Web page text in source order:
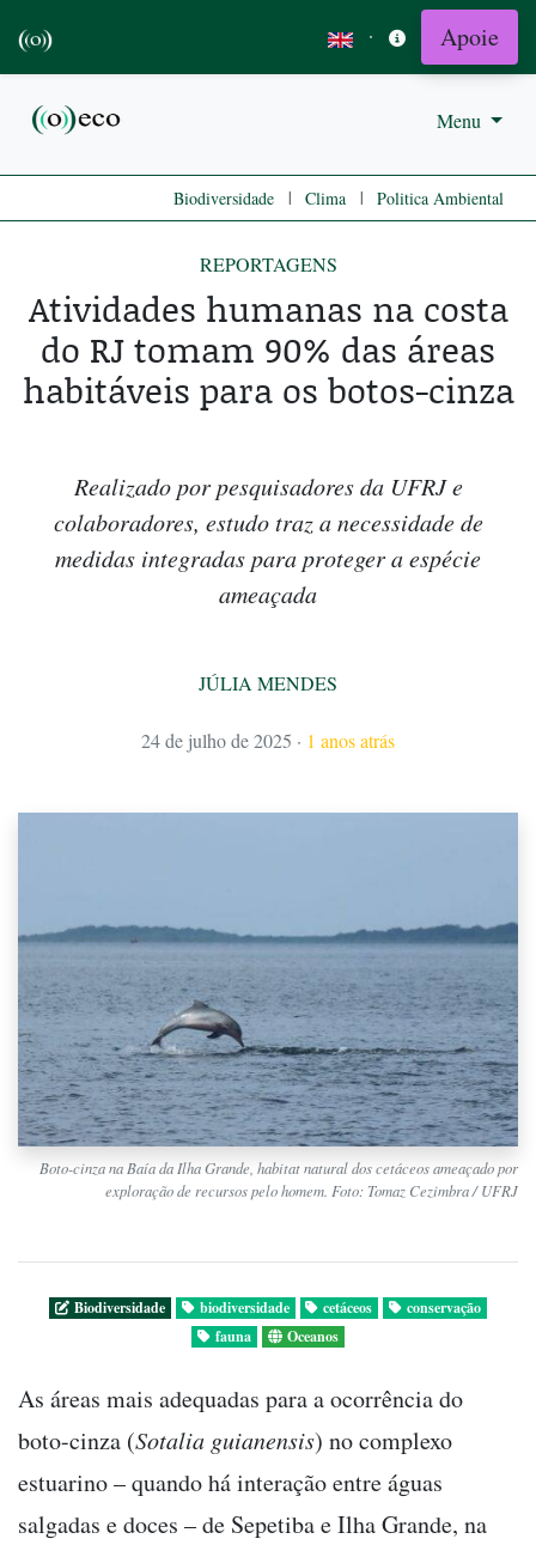
· Apoie
Menu
Biodiversidade | Clima | Politica Ambiental
REPORTAGENS
Atividades humanas na costa
do RJ tomam 90% das áreas
habitáveis para os botos-cinza
Realizado por pesquisadores da UFRJ e
colaboradores, estudo traz a necessidade de
medidas integradas para proteger a espécie
ameaçada
JÚLIA MENDES
24 de julho de 2025 · 1 anos atrás
Boto-cinza na Baía da Ilha Grande, habitat natural dos cetáceos ameaçado por
exploração de recursos pelo homem. Foto: Tomaz Cezimbra / UFRJ
Biodiversidade biodiversidade cetáceos
conservação
fauna
Oceanos
As áreas mais adequadas para a ocorrência do
boto-cinza (Sotalia guianensis) no complexo
estuarino – quando há interação entre águas
salgadas e doces – de Sepetiba e Ilha Grande, na